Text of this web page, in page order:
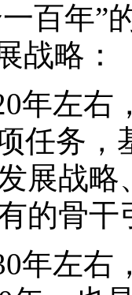
百年”
战略：
年左右
任务
展战
的骨干
年左右